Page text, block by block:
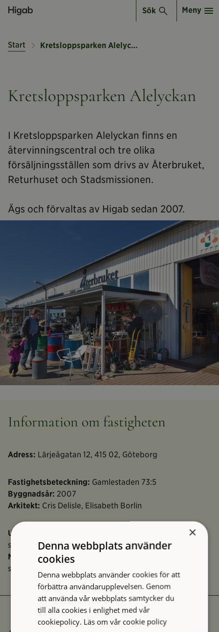
Sök Meny
Start Kretsloppsparken Alelyckan
Kretsloppsparken Alelyckan
I Kretsloppsparken Alelyckan finns en
återvinningscentral och tre olika
försäljningsställen som drivs av Återbruket,
Returhuset och Stadsmissionen.
Ägs och förvaltas av Higab sedan 2007.
Information om fastigheten
Adress: Lärjeågatan 12, 415 02, Göteborg
Fastighetsbeteckning: Gamlestaden 73:5
Byggnadsår: 2007
Arkitekt: Cris Delisle, Elisabeth Borlin
Ursprunglig användning:
secondhandbutik
Nuvarande användning:
secondhandbutik
×
Denna webbplats använder
cookies
Denna webbplats använder cookies för att
förbättra användarupplevelsen. Genom
att använda vår webbplats samtycker du
till alla cookies i enlighet med vår
cookiepolicy. Läs om vår cookie policy